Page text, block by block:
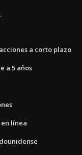
a corto plazo
a 5 años
línea